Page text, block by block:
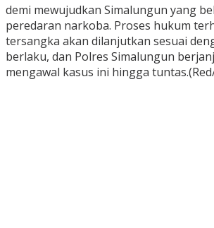
demi mewujudkan Simalungun yang
peredaran narkoba. Proses hukum
tersangka akan dilanjutkan sesuai
berlaku, dan Polres Simalungun
mengawal kasus ini hingga